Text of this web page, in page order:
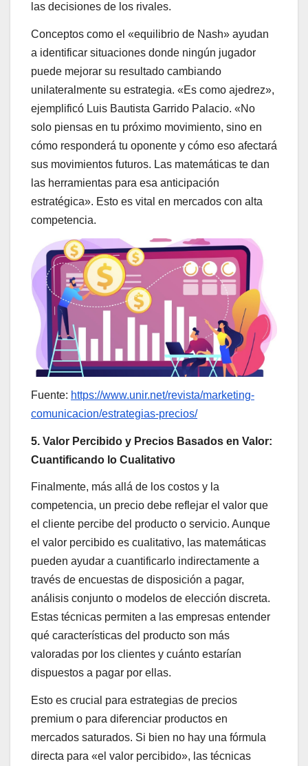
las decisiones de los rivales.
Conceptos como el «equilibrio de Nash» ayudan
a identificar situaciones donde ningún jugador
puede mejorar su resultado cambiando
unilateralmente su estrategia. «Es como ajedrez»,
ejemplificó Luis Bautista Garrido Palacio. «No
solo piensas en tu próximo movimiento, sino en
cómo responderá tu oponente y cómo eso afectará
sus movimientos futuros. Las matemáticas te dan
las herramientas para esa anticipación
estratégica». Esto es vital en mercados con alta
competencia.
Fuente: https://www.unir.net/revista/marketing-
comunicacion/estrategias-precios/
5. Valor Percibido y Precios Basados en Valor:
Cuantificando lo Cualitativo
Finalmente, más allá de los costos y la
competencia, un precio debe reflejar el valor que
el cliente percibe del producto o servicio. Aunque
el valor percibido es cualitativo, las matemáticas
pueden ayudar a cuantificarlo indirectamente a
través de encuestas de disposición a pagar,
análisis conjunto o modelos de elección discreta.
Estas técnicas permiten a las empresas entender
qué características del producto son más
valoradas por los clientes y cuánto estarían
dispuestos a pagar por ellas.
Esto es crucial para estrategias de precios
premium o para diferenciar productos en
mercados saturados. Si bien no hay una fórmula
directa para «el valor percibido», las técnicas